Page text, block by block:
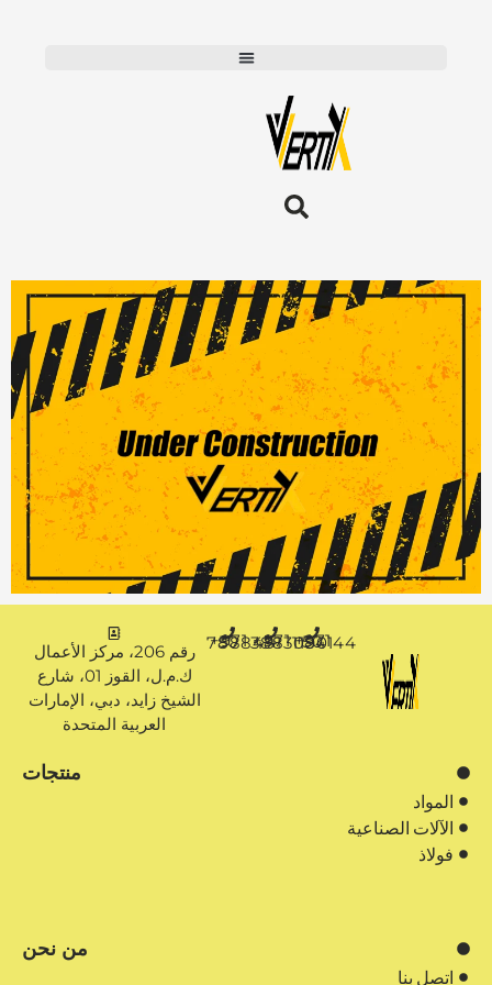
+971 50 1194144
+971 4 3883080
+971 50 7888481
رقم 206، مركز الأعمال
ك.م.ل، القوز 01، شارع
الشيخ زايد، دبي، الإمارات
العربية المتحدة
منتجات
المواد
الآلات الصناعية
فولاذ
من نحن
اتصل بنا